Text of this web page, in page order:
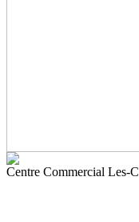
Centre Commercial Les-